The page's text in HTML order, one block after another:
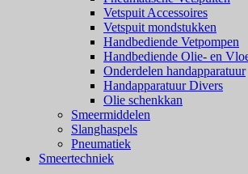
Vetspuit Accessoires
Vetspuit mondstukken
Handbediende Vetpompen
Handbediende Olie- en
Onderdelen handapparatuur
Handapparatuur Divers
Olie schenkkan
Smeermiddelen
Slanghaspels
Pneumatiek
Smeertechniek